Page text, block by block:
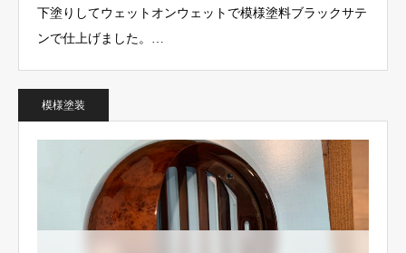
下塗りしてウェットオンウェットで模様塗料ブラックサテ
ンで仕上げました。…
模様塗装